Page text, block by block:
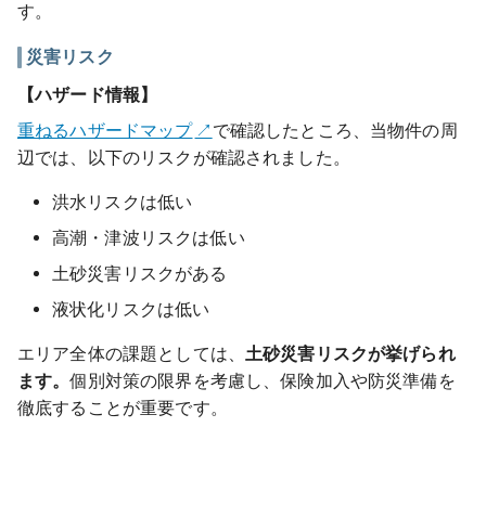
す。
災害リスク
【ハザード情報】
重ねるハザードマップ
で確認したところ、当物件の周
辺では、以下のリスクが確認されました。
洪水リスクは低い
高潮・津波リスクは低い
土砂災害リスクがある
液状化リスクは低い
エリア全体の課題としては、 土砂災害リスクが挙げられ
ます。個別対策の限界を考慮し、保険加入や防災準備を
徹底することが重要です。